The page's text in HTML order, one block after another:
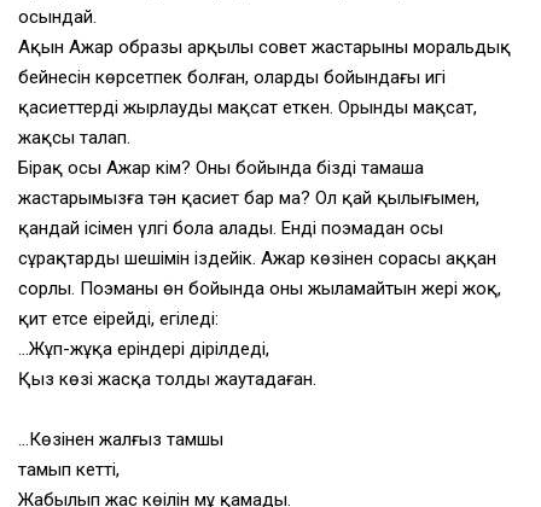
осындай.
Ақын Ажар образы арқылы совет жастарының моральдық
бейнесін көрсетпек болған, олардың бойындағы игі
қасиеттерді жырлауды мақсат еткен. Орынды мақсат,
жақсы талап.
Бірақ осы Ажар кім? Оның бойында біздің тамаша
жастарымызға тән қасиет бар ма? Ол қай қылығымен,
қандай ісімен үлгі бола алады. Енді поэмадан осы
сұрақтардың шешімін іздейік. Ажар көзінен сорасы аққан
сорлы. Поэманың өн бойында оның жыламайтын жері жоқ,
қит етсе еңірейді, егіледі:
…Жұп-жұқа еріндері дірілдеді,
Қыз көзі жасқа толды жаутаңдаған.
…Көзінен жалғыз тамшы
тамып кетті,
Жабылып жас көңілін мұң қамады.